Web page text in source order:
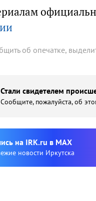
об опечатке,
Стали свидетелем
Сообщите, пожалуйста, об
на IRK.ru в MAX
новости Иркутска